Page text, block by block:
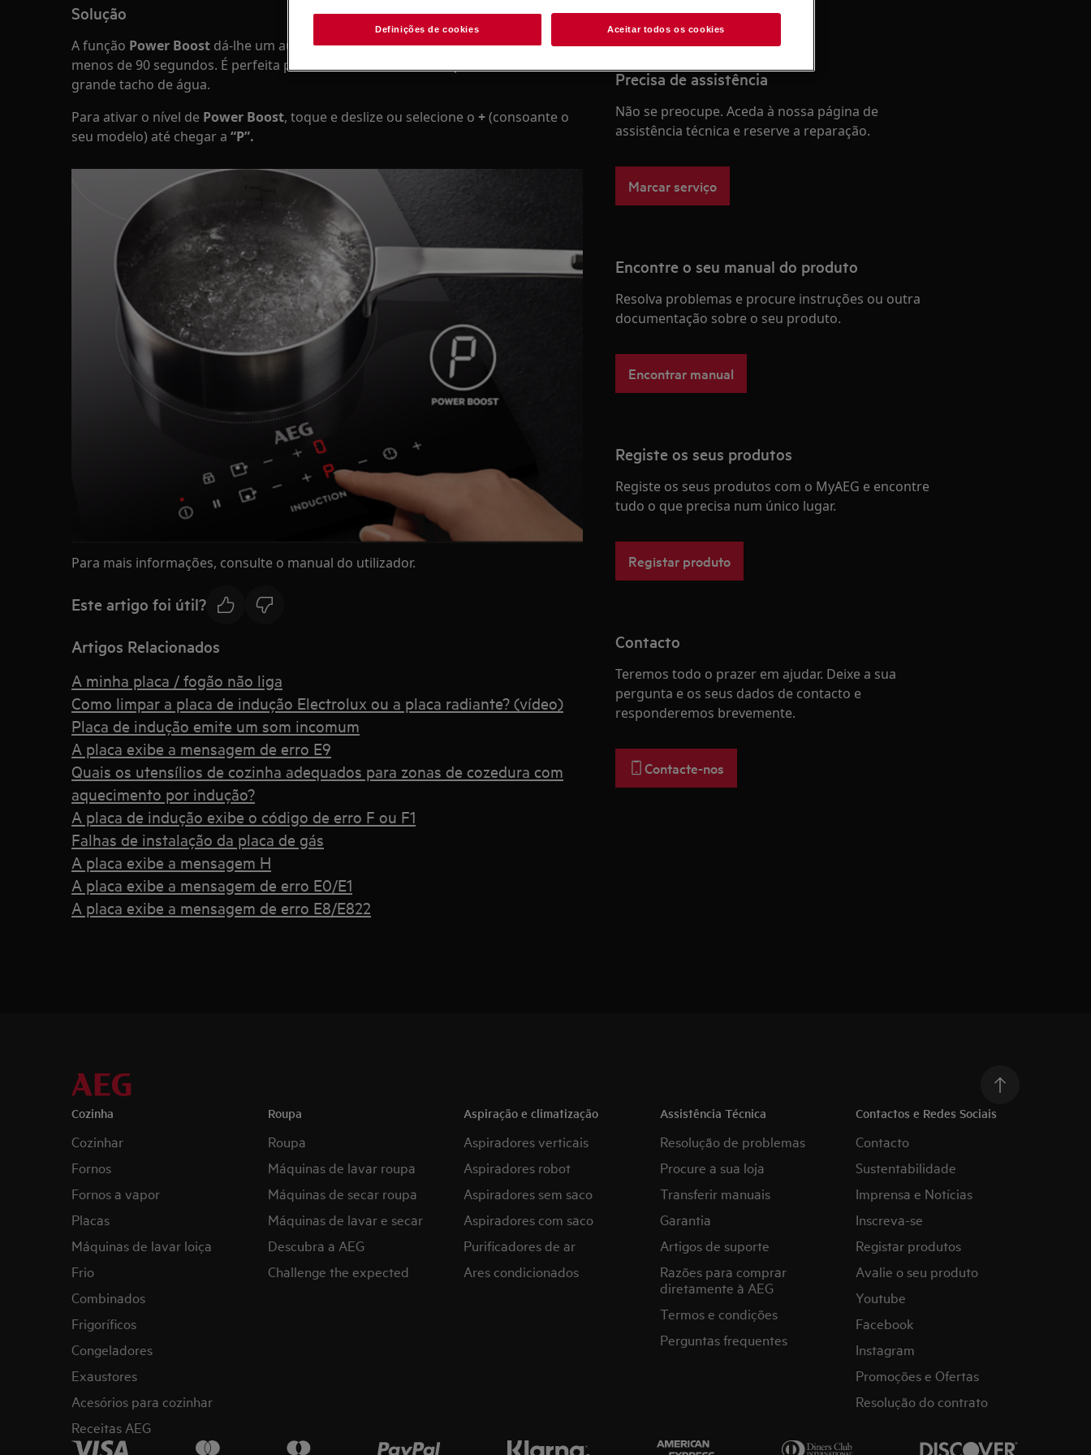
Solução
A função Power Boost dá-lhe um aumento instantâneo de calor, fervendo água em
menos de 90 segundos. É perfeita para tarefas como ferver rapidamente um
grande tacho de água.
Para ativar o nível de Power Boost, toque e deslize ou selecione o +(consoante o
seu modelo) até chegar a “P”.
Para mais informações, consulte o manual do utilizador.
Este artigo foi útil?
Artigos Relacionados
A minha placa / fogão não liga
Como limpar a placa de indução Electrolux ou a placa radiante? (vídeo)
Placa de indução emite um som incomum
A placa exibe a mensagem de erro E9
Quais os utensílios de cozinha adequados para zonas de cozedura com
aquecimento por indução?
A placa de indução exibe o código de erro F ou F1
Falhas de instalação da placa de gás
A placa exibe a mensagem H
A placa exibe a mensagem de erro E0/E1
A placa exibe a mensagem de erro E8/E822
Precisa de assistência
Não se preocupe. Aceda à nossa página de
assistência técnica e reserve a reparação.
Marcar serviço
Encontre o seu manual do produto
Resolva problemas e procure instruções ou outra
documentação sobre o seu produto.
Encontrar manual
Registe os seus produtos
Registe os seus produtos com o MyAEG e encontre
tudo o que precisa num único lugar.
Registar produto
Contacto
Teremos todo o prazer em ajudar. Deixe a sua
pergunta e os seus dados de contacto e
responderemos brevemente.
Contacte-nos
Cozinha
Cozinhar
Fornos
Fornos a vapor
Placas
Máquinas de lavar loiça
Frio
Combinados
Frigoríficos
Congeladores
Exaustores
Acesórios para cozinhar
Receitas AEG
Roupa
Roupa
Máquinas de lavar roupa
Máquinas de secar roupa
Máquinas de lavar e secar
Descubra a AEG
Challenge the expected
Aspiração e climatização
Aspiradores verticais
Aspiradores robot
Aspiradores sem saco
Aspiradores com saco
Purificadores de ar
Ares condicionados
Assistência Técnica
Resolução de problemas
Procure a sua loja
Transferir manuais
Garantia
Artigos de suporte
Razões para comprar
diretamente à AEG
Termos e condições
Perguntas frequentes
Contactos e Redes Sociais
Contacto
Sustentabilidade
Imprensa e Notícias
Inscreva-se
Registar produtos
Avalie o seu produto
Youtube
Facebook
Instagram
Promoções e Ofertas
Resolução do contrato
Definições de cookies Aceitar todos os cookies